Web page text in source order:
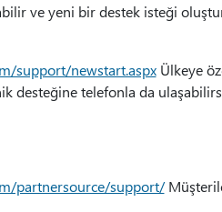
ve yeni bir destek isteği
support/newstart.aspxÜlkeye
desteğine telefonla da
partnersource/support/